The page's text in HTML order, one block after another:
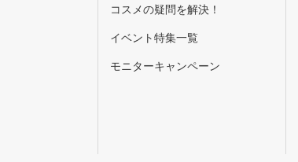
コスメの疑問を解決！
イベント特集一覧
モニターキャンペーン